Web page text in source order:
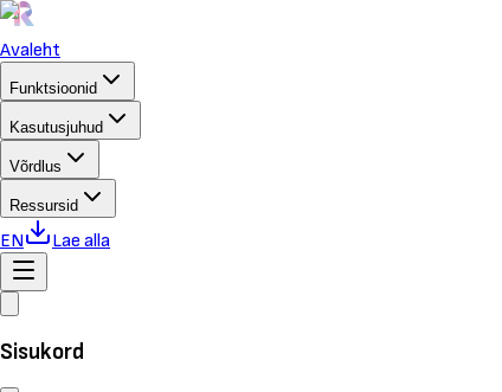
Avaleht
Funktsioonid
Kasutusjuhud
Võrdlus
Ressursid
EN Lae alla
Sisukord